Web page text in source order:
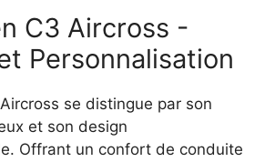
C3 Aircross -
Personnalisation
se distingue par son
et son design
Offrant un confort de conduite